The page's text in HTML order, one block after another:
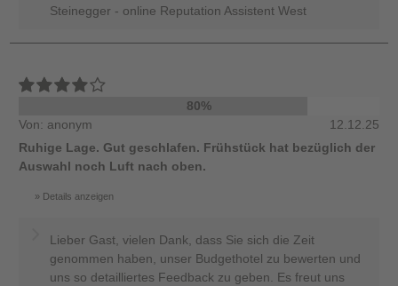
Steinegger - online Reputation Assistent West
80%
Von: anonym
12.12.25
Ruhige Lage. Gut geschlafen. Frühstück hat bezüglich der
Auswahl noch Luft nach oben.
Details anzeigen
Lieber Gast, vielen Dank, dass Sie sich die Zeit
genommen haben, unser Budgethotel zu bewerten und
uns so detailliertes Feedback zu geben. Es freut uns